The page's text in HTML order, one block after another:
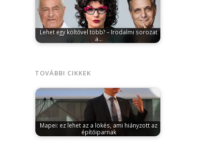
Lehet egy költővel több? – Irodalmi sorozat
a…
TOVÁBBI CIKKEK
Mapei: ez lehet az a lökés, ami hiányzott az
építőiparnak